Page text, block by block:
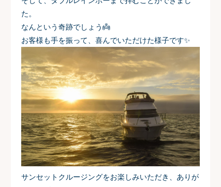
た。
なんという奇跡でしょう👼
お客様も手を振って、喜んでいただけた様子です✨
サンセットクルージングをお楽しみいただき、ありが